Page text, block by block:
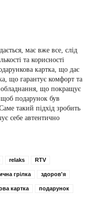
має вже все, слід
та корисності
картка, що дає
що гарантує комфорт та
обладнання, що покращує
подарунок був
такий підхід зробить
себе автентично
relaks RTV
грілка здоров'я
картка подарунок